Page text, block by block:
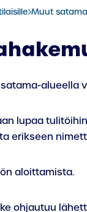
Muut
alueella
lupaa
erikseen
aloittamista.
ohjautuu